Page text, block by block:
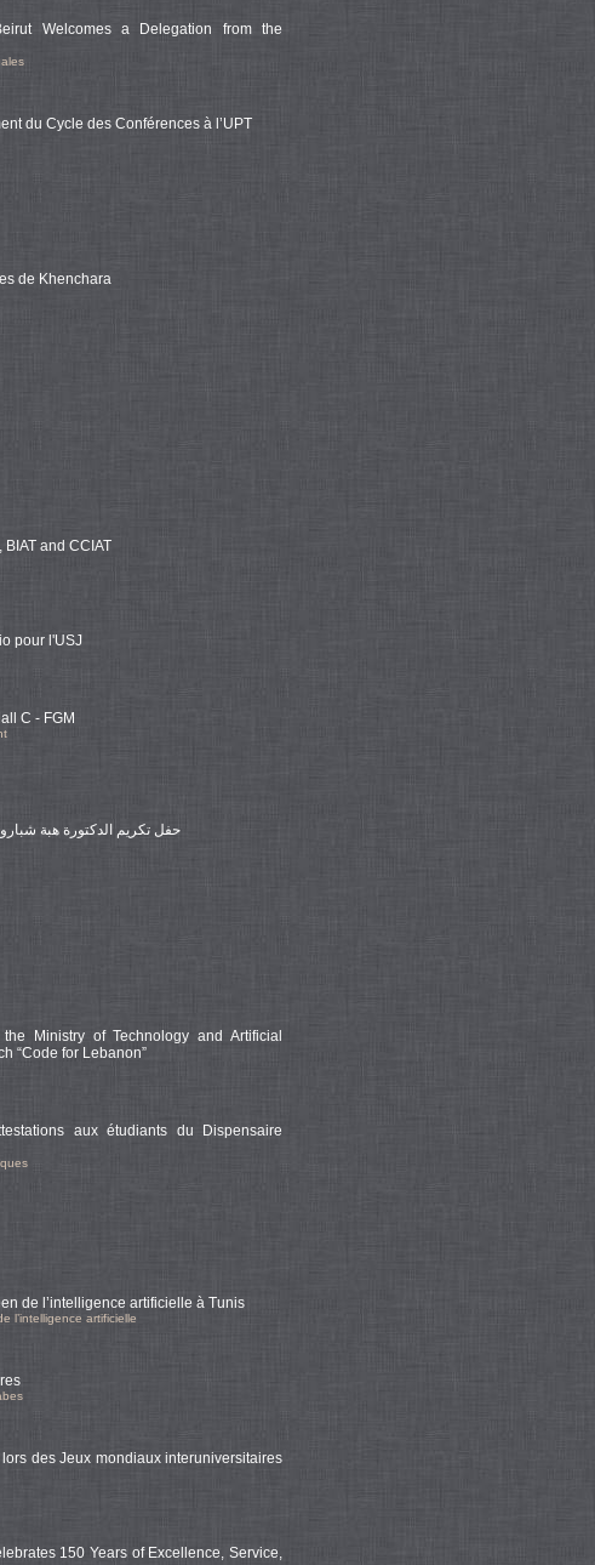
Welcomes a Delegation from the
du Cycle des Conférences à l’UPT
de Khenchara
and CCIAT
pour l'USJ
C - FGM
حفل تكريم الدكتورة هبة
Ministry of Technology and Artificial
“Code for Lebanon”
aux étudiants du Dispensaire
de l’intelligence artificielle à Tunis
l’intelligence artificielle
des Jeux mondiaux interuniversitaires
150 Years of Excellence, Service,